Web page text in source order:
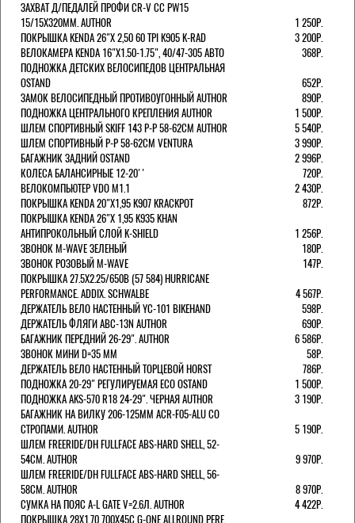
ЗАХВАТ Д/ПЕДАЛЕЙ ПРОФИ CR-V CC PW15
15/15X320ММ. AUTHOR
1 250Р.
ПОКРЫШКА KENDA 26"Х 2,50 60 TPI K905 K-RAD
3 200Р.
ВЕЛОКАМЕРА KENDA 16"Х1.50-1.75", 40/47-305 АВТО
368Р.
ПОДНОЖКА ДЕТСКИХ ВЕЛОСИПЕДОВ ЦЕНТРАЛЬНАЯ
OSTAND
652Р.
ЗАМОК ВЕЛОСИПЕДНЫЙ ПРОТИВОУГОННЫЙ AUTHOR
890Р.
ПОДНОЖКА ЦЕНТРАЛЬНОГО КРЕПЛЕНИЯ AUTHOR
1 500Р.
ШЛЕМ СПОРТИВНЫЙ SKIFF 143 Р-Р 58-62СМ AUTHOR
5 540Р.
ШЛЕМ СПОРТИВНЫЙ Р-Р 58-62СМ VENTURA
3 990Р.
БАГАЖНИК ЗАДНИЙ OSTAND
2 996Р.
КОЛЕСА БАЛАНСИРНЫЕ 12-20''
720Р.
ВЕЛОКОМПЬЮТЕР VDO M1.1
2 430Р.
ПОКРЫШКА KENDA 20"Х1,95 K907 KRACKPOT
872Р.
ПОКРЫШКА KENDA 26"Х 1,95 K935 KHAN
АНТИПРОКОЛЬНЫЙ СЛОЙ K-SHIELD
1 256Р.
ЗВОНОК M-WAVE ЗЕЛЕНЫЙ
180Р.
ЗВОНОК РОЗОВЫЙ M-WAVE
147Р.
ПОКРЫШКА 27.5X2.25/650B (57 584) HURRICANE
PERFORMANCE. ADDIX. SCHWALBE
4 567Р.
ДЕРЖАТЕЛЬ ВЕЛО НАСТЕННЫЙ YC-101 BIKEHAND
598Р.
ДЕРЖАТЕЛЬ ФЛЯГИ ABC-13N AUTHOR
690Р.
БАГАЖНИК ПЕРЕДНИЙ 26-29". AUTHOR
6 586Р.
ЗВОНОК МИНИ D=35 ММ
58Р.
ДЕРЖАТЕЛЬ ВЕЛО НАСТЕННЫЙ ТОРЦЕВОЙ HORST
786Р.
ПОДНОЖКА 20-29" РЕГУЛИРУЕМАЯ ECO OSTAND
1 500Р.
ПОДНОЖКА AKS-570 R18 24-29". ЧЕРНАЯ AUTHOR
3 190Р.
БАГАЖНИК НА ВИЛКУ 206-125ММ ACR-F05-ALU СО
СТРОПАМИ. AUTHOR
5 190Р.
ШЛЕМ FREERIDE/DH FULLFACE ABS-HARD SHELL, 52-
54СМ. AUTHOR
9 970Р.
ШЛЕМ FREERIDE/DH FULLFACE ABS-HARD SHELL, 56-
58СМ. AUTHOR
8 970Р.
СУМКА НА ПОЯС A-L GATE V=2.6Л. AUTHOR
4 422Р.
ПОКРЫШКА 28X1.70 700X45C G-ONE ALLROUND PERF.